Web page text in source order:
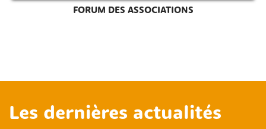
FORUM DES ASSOCIATIONS
Les dernières actualités